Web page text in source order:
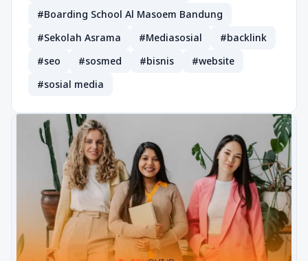
#Boarding School Al Masoem Bandung
#Sekolah Asrama
#Mediasosial
#backlink
#seo
#sosmed #bisnis
#website
#sosial media